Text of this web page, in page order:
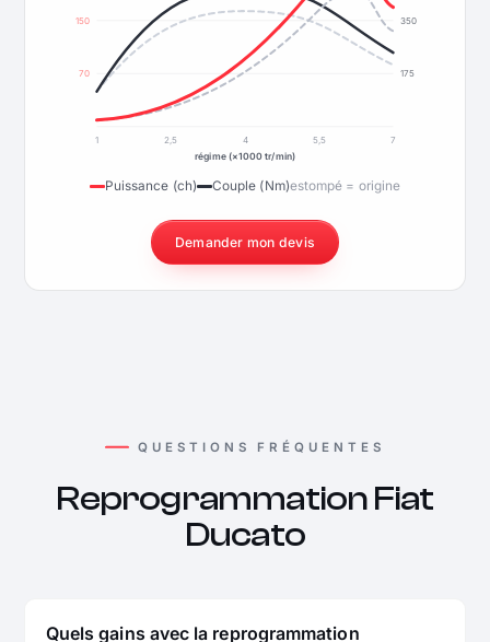
70
150
175
350
1 2,5 4 5,5
7
régime (×1000 tr/min)
Puissance (ch) Couple (Nm)estompé = origine
Demander mon devis
QUESTIONS FRÉQUENTES
Reprogrammation Fiat
Ducato
Quels gains avec la reprogrammation